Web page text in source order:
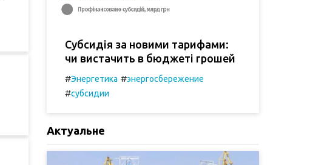
Субсидія за новими тарифами:
чи вистачить в бюджеті грошей
#Энергетика #энергосбережение
#субсидии
Актуальне